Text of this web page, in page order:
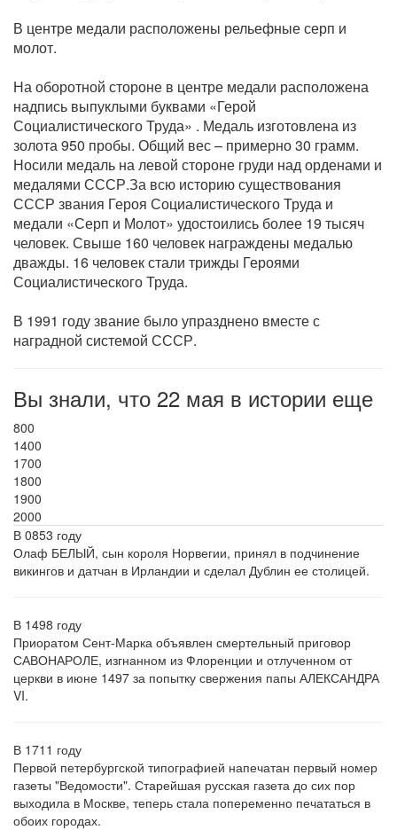
В центре медали расположены рельефные серп и
молот.
На оборотной стороне в центре медали расположена
надпись выпуклыми буквами «Герой
Социалистического Труда» . Медаль изготовлена из
золота 950 пробы. Общий вес – примерно 30 грамм.
Носили медаль на левой стороне груди над орденами и
медалями СССР.За всю историю существования
СССР звания Героя Социалистического Труда и
медали «Серп и Молот» удостоились более 19 тысяч
человек. Свыше 160 человек награждены медалью
дважды. 16 человек стали трижды Героями
Социалистического Труда.
В 1991 году звание было упразднено вместе с
наградной системой СССР.
Вы знали, что 22 мая в истории еще
800
1400
1700
1800
1900
2000
В 0853 году
Олаф БЕЛЫЙ, сын короля Норвегии, принял в подчинение
викингов и датчан в Ирландии и сделал Дублин ее столицей.
В 1498 году
Приоратом Сент-Марка объявлен смертельный приговор
САВОНАРОЛЕ, изгнанном из Флоренции и отлученном от
церкви в июне 1497 за попытку свержения папы АЛЕКСАНДРА
VI.
В 1711 году
Первой петербургской типографией напечатан первый номер
газеты "Ведомости". Старейшая русская газета до сих пор
выходила в Москве, теперь стала попеременно печататься в
обоих городах.